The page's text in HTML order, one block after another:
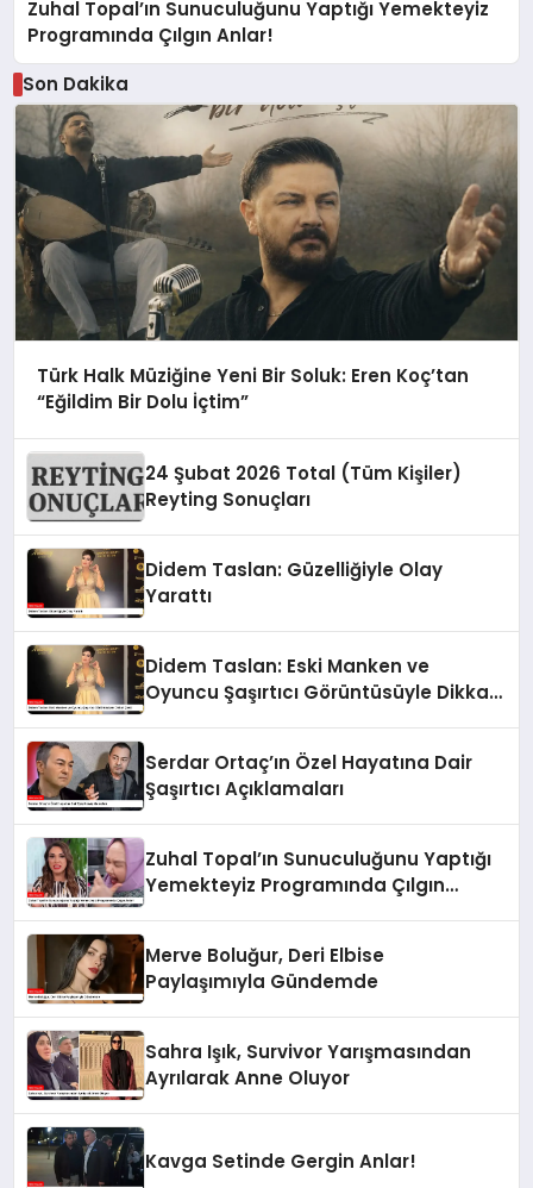
Zuhal Topal’ın Sunuculuğunu Yaptığı Yemekteyiz
Programında Çılgın Anlar!
Son Dakika
Türk Halk Müziğine Yeni Bir Soluk: Eren Koç’tan
“Eğildim Bir Dolu İçtim”
24 Şubat 2026 Total (Tüm Kişiler)
Reyting Sonuçları
Didem Taslan: Güzelliğiyle Olay
Yarattı
Didem Taslan: Eski Manken ve
Oyuncu Şaşırtıcı Görüntüsüyle Dikkat
Serdar Ortaç’ın Özel Hayatına Dair
Şaşırtıcı Açıklamaları
Zuhal Topal’ın Sunuculuğunu Yaptığı
Yemekteyiz Programında Çılgın
Merve Boluğur, Deri Elbise
Paylaşımıyla Gündemde
Sahra Işık, Survivor Yarışmasından
Ayrılarak Anne Oluyor
Kavga Setinde Gergin Anlar!